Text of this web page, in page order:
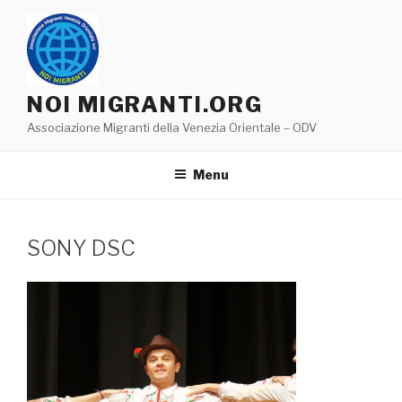
contenuto
NOI MIGRANTI.ORG
Associazione Migranti della Venezia Orientale – ODV
Menu
SONY DSC